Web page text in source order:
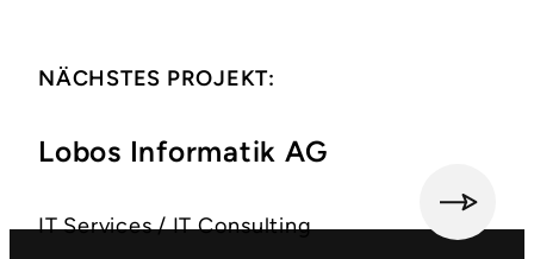
NÄCHSTES PROJEKT:
Lobos Informatik AG
IT Services / IT Consulting